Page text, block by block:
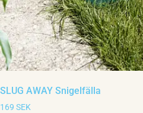
SLUG AWAY Snigelfälla
169 SEK